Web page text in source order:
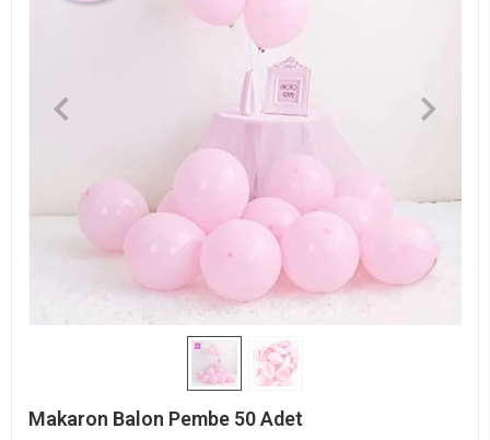
Makaron Balon Pembe 50 Adet